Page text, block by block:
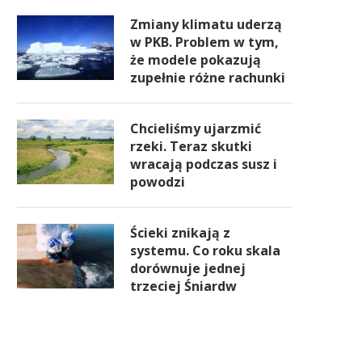
Zmiany klimatu uderzą
w PKB. Problem w tym,
że modele pokazują
zupełnie różne rachunki
Chcieliśmy ujarzmić
rzeki. Teraz skutki
wracają podczas susz i
powodzi
Ścieki znikają z
systemu. Co roku skala
dorównuje jednej
trzeciej Śniardw